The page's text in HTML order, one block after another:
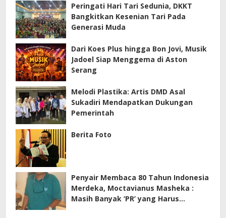
Peringati Hari Tari Sedunia, DKKT
Bangkitkan Kesenian Tari Pada
Generasi Muda
Dari Koes Plus hingga Bon Jovi, Musik
Jadoel Siap Menggema di Aston
Serang
Melodi Plastika: Artis DMD Asal
Sukadiri Mendapatkan Dukungan
Pemerintah
Berita Foto
Penyair Membaca 80 Tahun Indonesia
Merdeka, Moctavianus Masheka :
Masih Banyak ‘PR’ yang Harus